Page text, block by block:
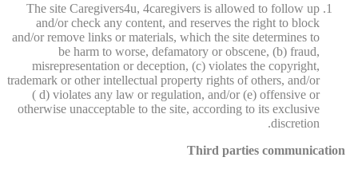
The site Caregivers4u, 4caregivers is allowed to follow up
and/or check any content, and reserves the right to block
and/or remove links or materials, which the site determines to
be harm to worse, defamatory or obscene, (b) fraud,
misrepresentation or deception, (c) violates the copyright,
trademark or other intellectual property rights of others, and/or
( d) violates any law or regulation, and/or (e) offensive or
otherwise unacceptable to the site, according to its exclusive
discretion.
Third parties communication